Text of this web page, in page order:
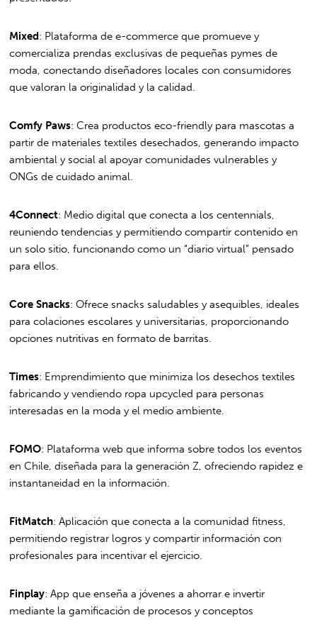
Mixed: Plataforma de e-commerce que promueve y
comercializa prendas exclusivas de pequeñas pymes de
moda, conectando diseñadores locales con consumidores
que valoran la originalidad y la calidad.
Comfy Paws: Crea productos eco-friendly para mascotas a
partir de materiales textiles desechados, generando impacto
ambiental y social al apoyar comunidades vulnerables y
ONGs de cuidado animal.
4Connect: Medio digital que conecta a los centennials,
reuniendo tendencias y permitiendo compartir contenido en
un solo sitio, funcionando como un “diario virtual” pensado
para ellos.
Core Snacks: Ofrece snacks saludables y asequibles, ideales
para colaciones escolares y universitarias, proporcionando
opciones nutritivas en formato de barritas.
Times: Emprendimiento que minimiza los desechos textiles
fabricando y vendiendo ropa upcycled para personas
interesadas en la moda y el medio ambiente.
FOMO: Plataforma web que informa sobre todos los eventos
en Chile, diseñada para la generación Z, ofreciendo rapidez e
instantaneidad en la información.
FitMatch: Aplicación que conecta a la comunidad fitness,
permitiendo registrar logros y compartir información con
profesionales para incentivar el ejercicio.
Finplay: App que enseña a jóvenes a ahorrar e invertir
mediante la gamificación de procesos y conceptos